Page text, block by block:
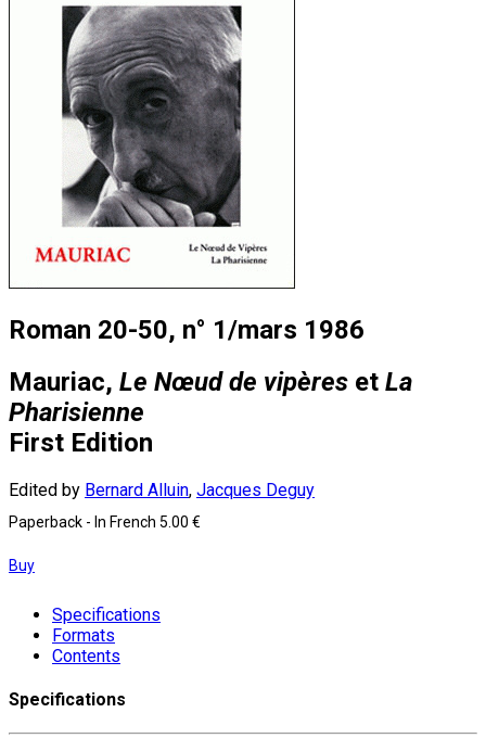
Roman 20-50, n° 1/mars 1986
Mauriac, Le Nœud de vipères et La
Pharisienne
First Edition
Edited by Bernard Alluin, Jacques Deguy
Paperback - In French 5.00 €
Buy
Specifications
Formats
Contents
Specifications